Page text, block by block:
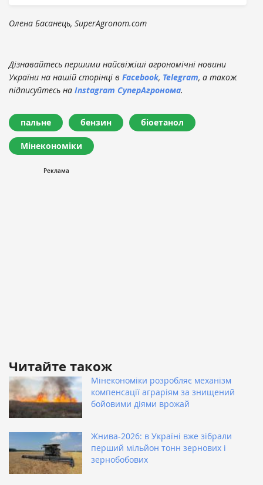
Олена Басанець, SuperAgronom.com
Дізнавайтесь першими найсвіжіші агрономічні новини
України на нашій сторінці в Facebook, Telegram, а також
підписуйтесь на Instagram СуперАгронома.
пальне бензин біоетанол
Мінекономіки
Читайте також
Мінекономіки розробляє механізм
компенсації аграріям за знищений
бойовими діями врожай
Жнива-2026: в Україні вже зібрали
перший мільйон тонн зернових і
зернобобових